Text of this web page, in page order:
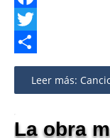
Facebook
Twitter
Share
Leer más:
La obra